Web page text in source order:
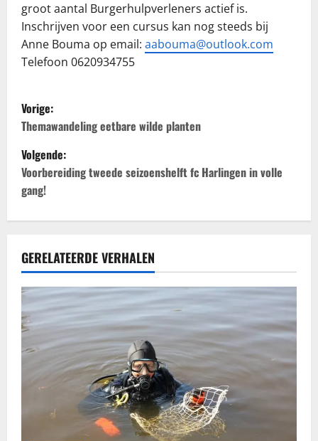
groot aantal Burgerhulpverleners actief is.
Inschrijven voor een cursus kan nog steeds bij
Anne Bouma op email: aabouma@outlook.com
Telefoon 0620934755
B
e
r
i
c
h
t
n
a
Vorige:
Themawandeling eetbare wilde planten
Volgende:
Voorbereiding tweede seizoenshelft fc Harlingen in volle
gang!
GERELATEERDE VERHALEN